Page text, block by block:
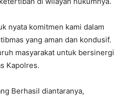
nyata komitmen kami dalam
yang aman dan kondusif.
masyarakat untuk bersinergi
Kapolres.
Berhasil diantaranya,